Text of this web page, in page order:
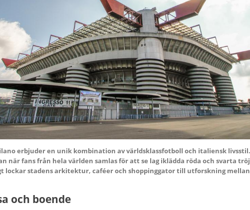
erbjuder en unik kombination av världsklassfotboll och italiensk
när fans från hela världen samlas för att se lag iklädda röda och svarta
lockar stadens arkitektur, caféer och shoppinggator till utforskning mellan
och boende